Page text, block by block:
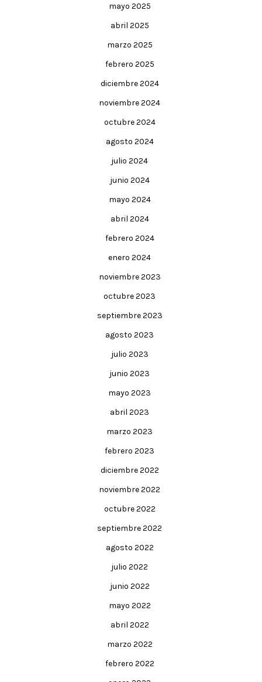
mayo 2025
abril 2025
marzo 2025
febrero 2025
diciembre 2024
noviembre 2024
octubre 2024
agosto 2024
julio 2024
junio 2024
mayo 2024
abril 2024
febrero 2024
enero 2024
noviembre 2023
octubre 2023
septiembre 2023
agosto 2023
julio 2023
junio 2023
mayo 2023
abril 2023
marzo 2023
febrero 2023
diciembre 2022
noviembre 2022
octubre 2022
septiembre 2022
agosto 2022
julio 2022
junio 2022
mayo 2022
abril 2022
marzo 2022
febrero 2022